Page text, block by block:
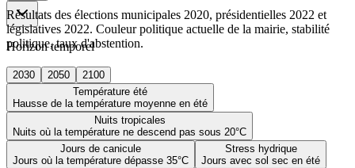
Horizon temporel
2030 2050
2100
Température été
Hausse de la température moyenne en été
Nuits tropicales
Nuits où la température ne descend pas sous 20°C
Jours de canicule
Jours où la température dépasse 35°C
Stress hydrique
Jours avec sol sec en été
Résultats des élections municipales 2020, présidentielles 2022 et
législatives 2022. Couleur politique actuelle de la mairie, stabilité
politique, taux d'abstention.